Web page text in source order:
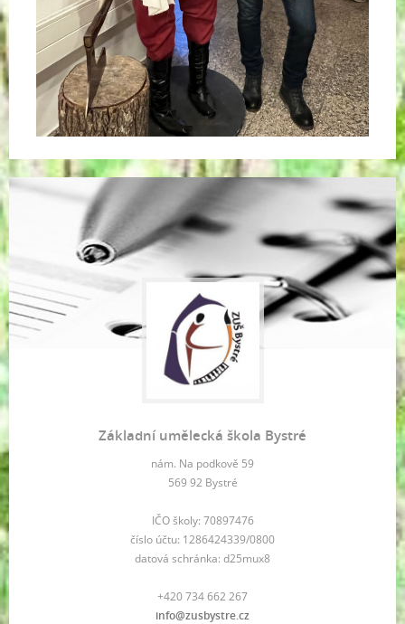
Základní umělecká škola Bystré
nám. Na podkově 59
569 92 Bystré
IČO školy: 70897476
číslo účtu: 1286424339/0800
datová schránka: d25mux8
+420 734 662 267
info@zusbystre.cz